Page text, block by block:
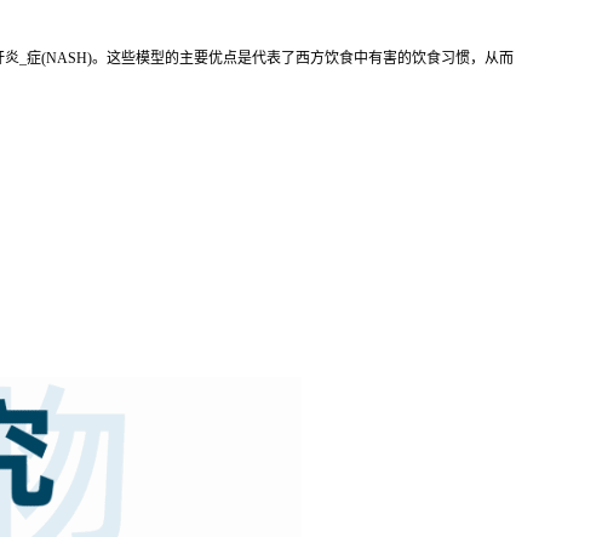
_症(NASH)。这些模型的主要优点是代表了西方饮食中有害的饮食习惯，从而